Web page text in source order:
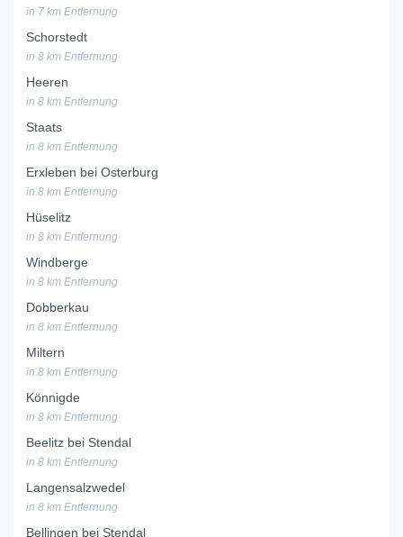
in 7 km Entfernung
Schorstedt
in 8 km Entfernung
Heeren
in 8 km Entfernung
Staats
in 8 km Entfernung
Erxleben bei Osterburg
in 8 km Entfernung
Hüselitz
in 8 km Entfernung
Windberge
in 8 km Entfernung
Dobberkau
in 8 km Entfernung
Miltern
in 8 km Entfernung
Könnigde
in 8 km Entfernung
Beelitz bei Stendal
in 8 km Entfernung
Langensalzwedel
in 8 km Entfernung
Bellingen bei Stendal